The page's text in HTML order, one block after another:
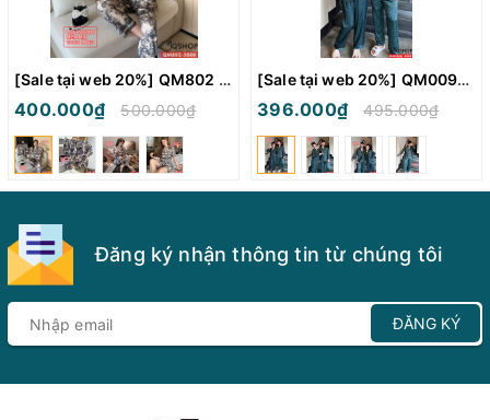
[Sale tại web 20%] QM802 - Bộ đồ ngủ Pijama nam nữ
400.000₫ 500.000₫
[Sale tại web 20%] QM0094 - Bộ đồ ngủ pijama cặp đôi tay dài
396.000₫ 495.000₫
Đăng ký nhận thông tin từ chúng tôi
ĐĂNG KÝ